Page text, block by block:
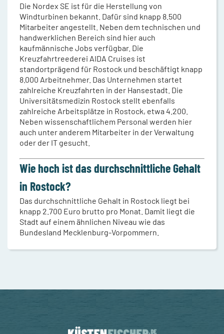
Die Nordex SE ist für die Herstellung von
Windturbinen bekannt. Dafür sind knapp 8.500
Mitarbeiter angestellt. Neben dem technischen und
handwerklichen Bereich sind hier auch
kaufmännische Jobs verfügbar. Die
Kreuzfahrtreederei AIDA Cruises ist
standortprägend für Rostock und beschäftigt knapp
8.000 Arbeitnehmer. Das Unternehmen startet
zahlreiche Kreuzfahrten in der Hansestadt. Die
Universitätsmedizin Rostock stellt ebenfalls
zahlreiche Arbeitsplätze in Rostock, etwa 4.200.
Neben wissenschaftlichem Personal werden hier
auch unter anderem Mitarbeiter in der Verwaltung
oder der IT gesucht.
Wie hoch ist das durchschnittliche Gehalt
in Rostock?
Das durchschnittliche Gehalt in Rostock liegt bei
knapp 2.700 Euro brutto pro Monat. Damit liegt die
Stadt auf einem ähnlichen Niveau wie das
Bundesland Mecklenburg-Vorpommern.